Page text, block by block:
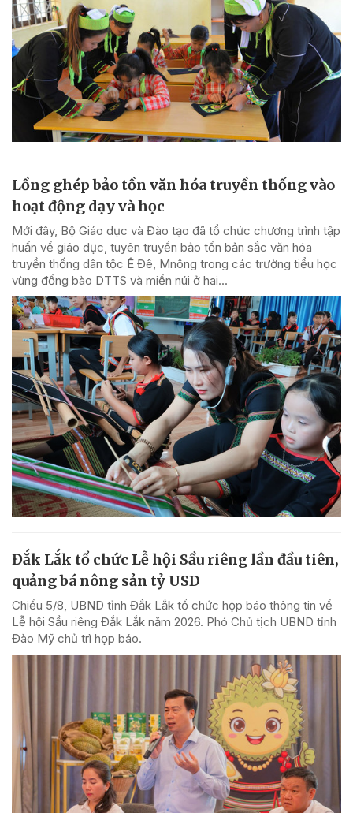
Lồng ghép bảo tồn văn hóa truyền thống vào
hoạt động dạy và học
Mới đây, Bộ Giáo dục và Đào tạo đã tổ chức chương trình tập
huấn về giáo dục, tuyên truyền bảo tồn bản sắc văn hóa
truyền thống dân tộc Ê Đê, Mnông trong các trường tiểu học
vùng đồng bào DTTS và miền núi ở hai...
Đắk Lắk tổ chức Lễ hội Sầu riêng lần đầu tiên,
quảng bá nông sản tỷ USD
Chiều 5/8, UBND tỉnh Đắk Lắk tổ chức họp báo thông tin về
Lễ hội Sầu riêng Đắk Lắk năm 2026. Phó Chủ tịch UBND tỉnh
Đào Mỹ chủ trì họp báo.